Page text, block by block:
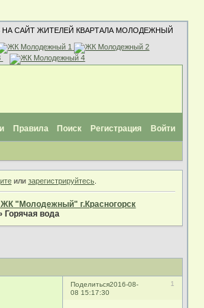
САЙТ ЖИТЕЛЕЙ КВАРТАЛА МОЛОДЕЖНЫЙ
Правила Поиск Регистрация Войти
или зарегистрируйтесь.
"Молодежный" г.Красногорск
Горячая вода
Поделиться 1
2016-08-
08 15:17:30